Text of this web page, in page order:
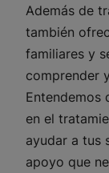
Además de
también
familiares y
comprender
Entendemos
en el
ayudar a tus
apoyo que